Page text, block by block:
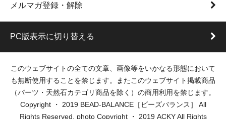
メルマガ登録・解除
PC版表示に切り替える
このウェブサイトの全ての文章、画像等をいかなる形態において
も無断使用することを禁じます。またこのウェブサイト掲載商品
（パーツ・天然石カテゴリ商品を除く）の商用利用を禁じます。
Copyright ・ 2019 BEAD-BALANCE［ビーズバランス］ All
Rights Reserved. photo Copyright ・ 2019 ACKY All Rights